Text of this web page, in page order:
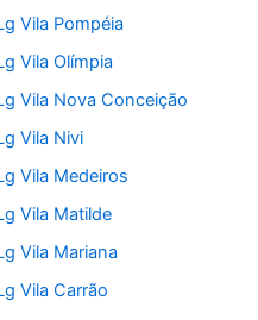
Vila Pompéia
Vila Olímpia
Vila Nova Conceição
Vila Nivi
Vila Medeiros
Vila Matilde
Vila Mariana
Vila Carrão